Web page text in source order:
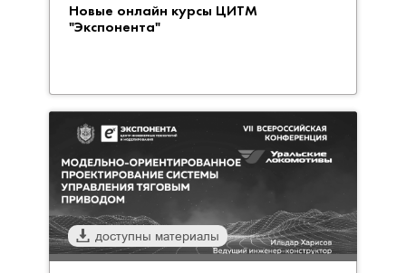
Новые онлайн курсы ЦИТМ
"Экспонента"
доступны материалы